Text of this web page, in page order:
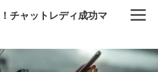
チャットレディ成功マ